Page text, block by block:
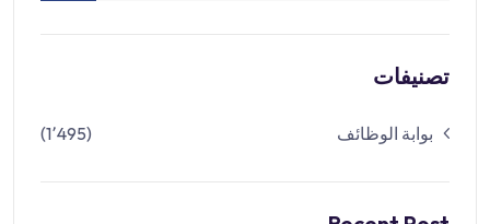
تصنيفات
بوابة الوظائف (1٬495)